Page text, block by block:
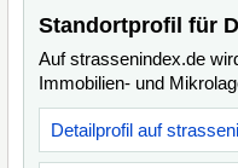
Standortprofil für
Auf strassenindex.de
Immobilien- und
Detailprofil auf